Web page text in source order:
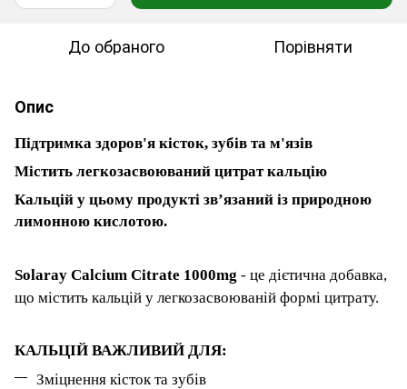
До обраного Порівняти
Опис
Підтримка здоров'я кісток, зубів та м'язів
Містить легкозасвоюваний цитрат кальцію
Кальцій у цьому продукті зв’язаний із природною
лимонною кислотою.
Solaray Calcium Citrate 1000mg - це дієтична добавка,
що містить кальцій у легкозасвоюваній формі цитрату.
КАЛЬЦІЙ ВАЖЛИВИЙ ДЛЯ:
Зміцнення кісток та зубів